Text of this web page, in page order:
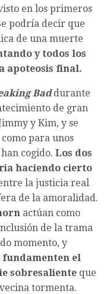
en los primeros
podría decir que
de una muerte
y todos los
apoteosis final.
Baddurante
de gran
y Kim, y se
para unos
cogido. Los dos
haciendo cierto
la justicia real
de la amoralidad.
actúan como
de la trama
momento, y
fundamenten el
sobresaliente que
tormenta.